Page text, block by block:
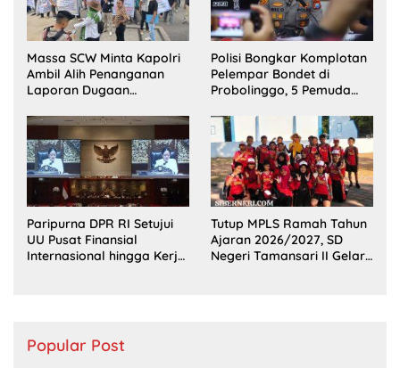
Massa SCW Minta Kapolri
Ambil Alih Penanganan
Laporan Dugaan
Sumsel
Polisi Bongkar Komplotan
Pelempar Bondet di
Probolinggo, 5 Pemuda
Paripurna DPR RI Setujui
UU Pusat Finansial
Internasional hingga Kerja
Tutup MPLS Ramah Tahun
Ajaran 2026/2027, SD
Negeri Tamansari II Gelar
Popular Post